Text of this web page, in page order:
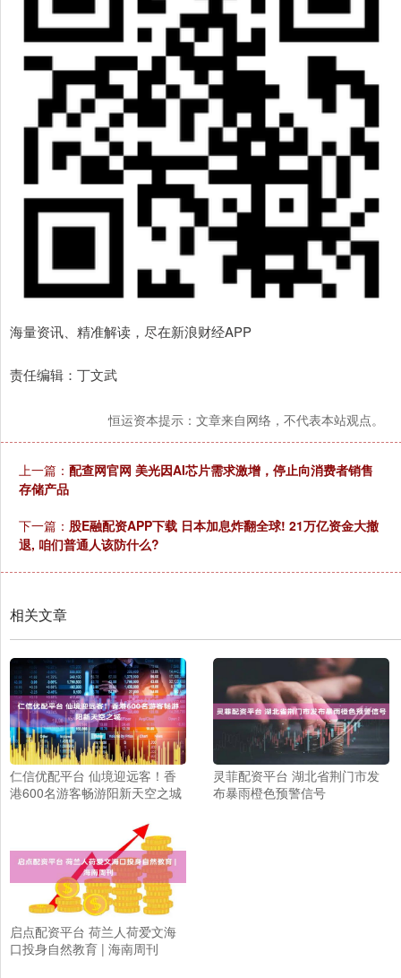
海量资讯、精准解读，尽在新浪财经APP
责任编辑：丁文武
恒运资本提示：文章来自网络，不代表本站观点。
上一篇： 配查网官网 美光因AI芯片需求激增，停止向消费者销售
存储产品
下一篇： 股E融配资APP下载 日本加息炸翻全球! 21万亿资金大撤
退, 咱们普通人该防什么?
相关文章
仁信优配平台 仙境迎远客！香
港600名游客畅游阳新天空之城
灵菲配资平台 湖北省荆门市发
布暴雨橙色预警信号
启点配资平台 荷兰人荷爱文海
口投身自然教育 | 海南周刊